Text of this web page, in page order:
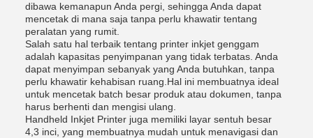
dibawa kemanapun Anda pergi, sehingga Anda dapat
mencetak di mana saja tanpa perlu khawatir tentang
peralatan yang rumit.
Salah satu hal terbaik tentang printer inkjet genggam
adalah kapasitas penyimpanan yang tidak terbatas. Anda
dapat menyimpan sebanyak yang Anda butuhkan, tanpa
perlu khawatir kehabisan ruang.Hal ini membuatnya ideal
untuk mencetak batch besar produk atau dokumen, tanpa
harus berhenti dan mengisi ulang.
Handheld Inkjet Printer juga memiliki layar sentuh besar
4,3 inci, yang membuatnya mudah untuk menavigasi dan